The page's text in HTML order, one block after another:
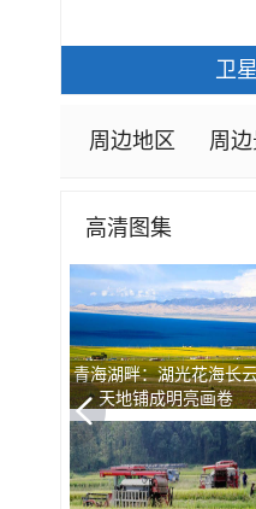
卫
周边地区 周
高清图集
青海湖畔：湖光花海长
天地铺成明亮画卷